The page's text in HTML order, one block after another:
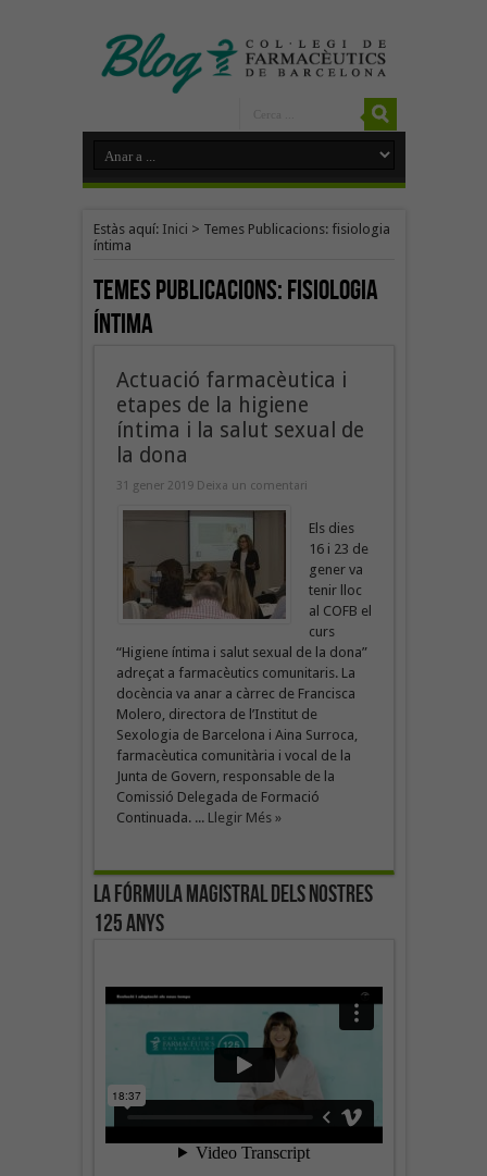
Estàs aquí: Inici > Temes Publicacions: fisiologia
íntima
Temes Publicacions:fisiologia
íntima
Actuació farmacèutica i
etapes de la higiene
íntima i la salut sexual de
la dona
31 gener 2019 Deixa un comentari
Els dies
16 i 23 de
gener va
tenir lloc
al COFB el
curs
“Higiene íntima i salut sexual de la dona”
adreçat a farmacèutics comunitaris. La
docència va anar a càrrec de Francisca
Molero, directora de l’Institut de
Sexologia de Barcelona i Aina Surroca,
farmacèutica comunitària i vocal de la
Junta de Govern, responsable de la
Comissió Delegada de Formació
Continuada. ... Llegir Més »
La fórmula magistral dels nostres
125 anys